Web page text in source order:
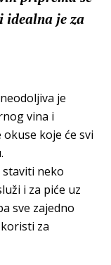
idealna je za
neodoljiva je
vina i
koje će svi
staviti neko
i za piće uz
sve zajedno
za